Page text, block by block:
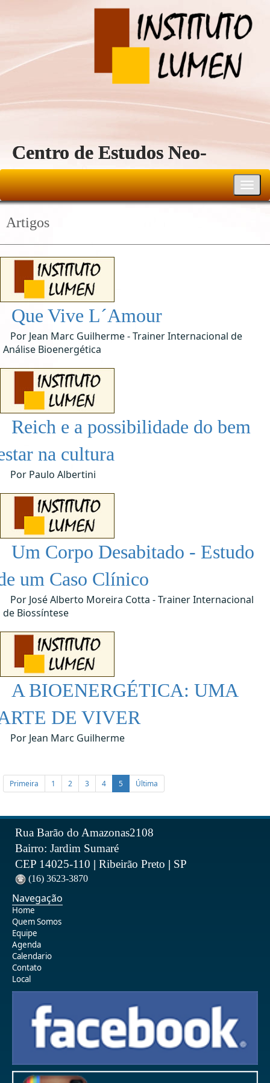
Centro de Estudos Neo-
Reichiano
Artigos
Vive L´Amour
Por Jean Marc Guilherme - Trainer Internacional de
Análise Bioenergética
e a possibilidade do bem
na cultura
Por Paulo Albertini
Corpo Desabitado - Estudo
um Caso Clínico
Por José Alberto Moreira Cotta - Trainer Internacional
de Biossíntese
BIOENERGÉTICA: UMA
DE VIVER
Por Jean Marc Guilherme
Primeira 1 2 3 4 5 Última
Rua Barão do Amazonas2108
Bairro: Jardim Sumaré
CEP 14025-110 | Ribeirão Preto | SP
(16) 3623-3870
Navegação
Home
Quem Somos
Equipe
Agenda
Calendario
Contato
Local